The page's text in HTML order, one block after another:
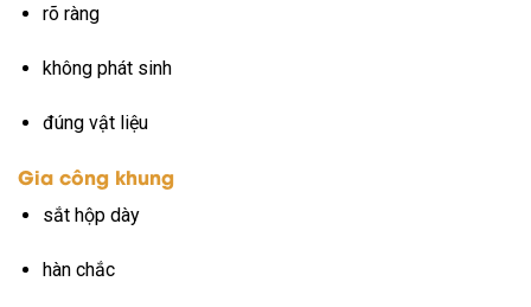
rõ ràng
không phát sinh
đúng vật liệu
Gia công khung
sắt hộp dày
hàn chắc